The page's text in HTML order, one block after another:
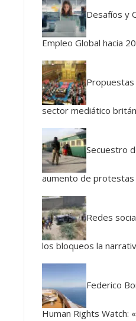
Desafíos y
Empleo Global hacia
sector mediático
Secuestro
aumento de protestas
Redes
los bloqueos la
Federico
Human Rights Watch: